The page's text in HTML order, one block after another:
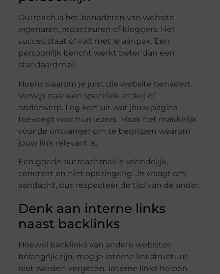
Outreach is het benaderen van website-
eigenaren, redacteuren of bloggers. Het
succes staat of valt met je aanpak. Een
persoonlijk bericht werkt beter dan een
standaardmail.
Noem waarom je juist die website benadert.
Verwijs naar een specifiek artikel of
onderwerp. Leg kort uit wat jouw pagina
toevoegt voor hun lezers. Maak het makkelijk
voor de ontvanger om te begrijpen waarom
jouw link relevant is.
Een goede outreachmail is vriendelijk,
concreet en niet opdringerig. Je vraagt om
aandacht, dus respecteer de tijd van de ander.
Denk aan interne links
naast backlinks
Hoewel backlinks van andere websites
belangrijk zijn, mag je interne linkstructuur
niet worden vergeten. Interne links helpen